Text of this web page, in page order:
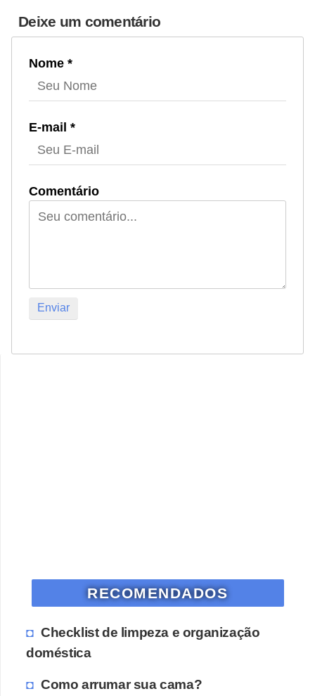
Deixe um comentário
Nome *
E-mail *
Comentário
RECOMENDADOS
Checklist de limpeza e organização
doméstica
Como arrumar sua cama?